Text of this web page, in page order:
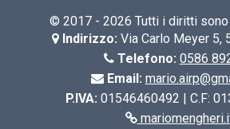
© 2017 - 2026 Tutti i diritti
Indirizzo: Via Carlo Meyer 5,
Telefono: 0586
Email:
P.IVA: 01546460492 | C.F: